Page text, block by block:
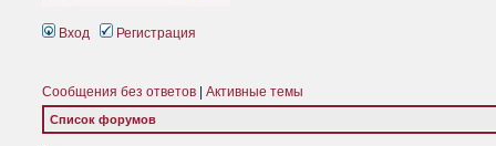
Вход Регистрация
Сообщения без ответов Активные темы
Список форумов